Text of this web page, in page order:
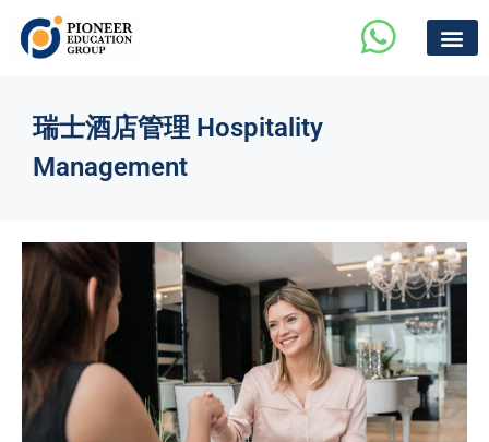
瑞士酒店管理 Hospitality
Management